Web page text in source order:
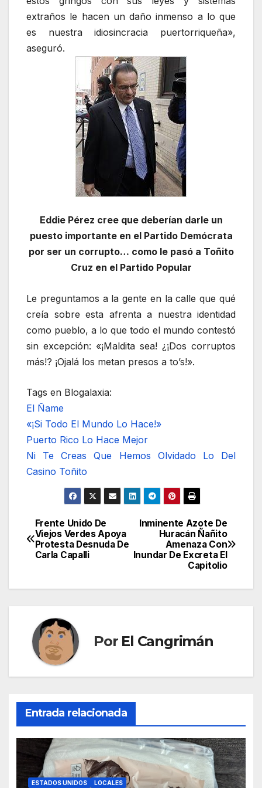
extraños le hacen un daño inmenso a lo que
es nuestra idiosincracia puertorriqueña»,
aseguró.
Eddie Pérez cree que deberían darle un
puesto importante en el Partido Demócrata
por ser un corrupto… como le pasó a Toñito
Cruz en el Partido Popular
Le preguntamos a la gente en la calle que qué
creía sobre esta afrenta a nuestra identidad
como pueblo, a lo que todo el mundo contestó
sin excepción: «¡Maldita sea! ¿¡Dos corruptos
más!? ¡Ojalá los metan presos a to’s!».
Tags en Blogalaxia:
El Ñame
«¡Si Todo El Mundo Lo Hace!»
Puerto Rico Lo Hace Mejor
Ni Te Creas Que Hemos Olvidado Lo Del
Casino Toñito
Navegación
de
Inminente Azote De
Huracán Ñañito
Amenaza Con
Inundar De Excreta El
Capitolio
Frente Unido De
Viejos Verdes Apoya
Protesta Desnuda De
Carla Capalli
Por El Cangrimán
Entrada relacionada
ESTADOS UNIDOS LOCALES